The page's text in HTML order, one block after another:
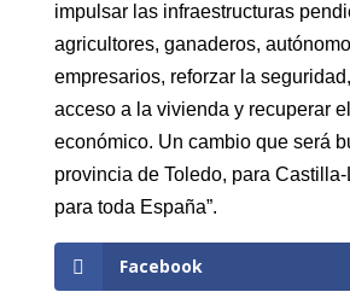
impulsar las infraestructuras
agricultores, ganaderos,
empresarios, reforzar la
acceso a la vivienda y recuperar
económico. Un cambio que será
provincia de Toledo, para
para toda España”.
Facebook